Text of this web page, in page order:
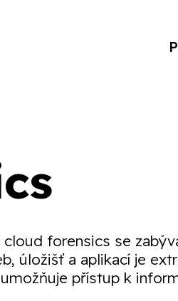
cloud forensics se
úložišť a aplikací je
přístup k